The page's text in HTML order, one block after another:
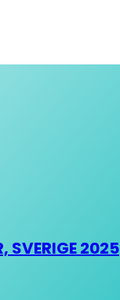
SVERIGE 2025